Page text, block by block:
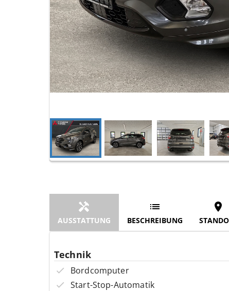
AUSSTATTUNG BESCHREIBUNG
Technik
Bordcomputer
Start-Stop-Automatik